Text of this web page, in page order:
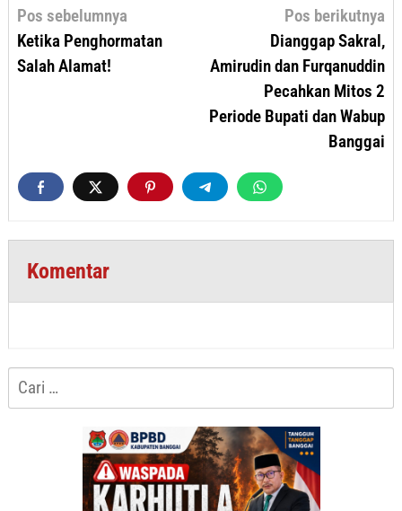
Navigasi
Pos sebelumnya
Ketika Penghormatan
Salah Alamat!
Pos berikutnya
Dianggap Sakral,
Amirudin dan Furqanuddin
Pecahkan Mitos 2
Periode Bupati dan Wabup
Banggai
Komentar
Cari
untuk: